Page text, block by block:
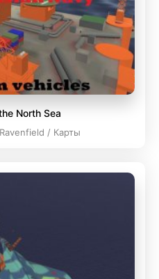
North Sea
/ Карты